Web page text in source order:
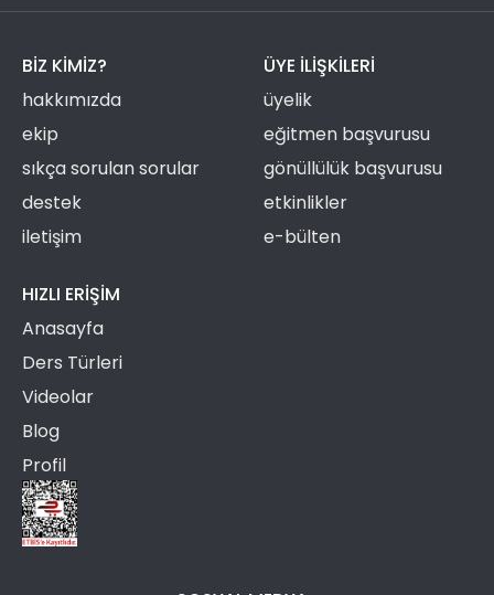
BIZ KIMIZ?
hakkımızda
ekip
sıkça sorulan sorular
destek
iletişim
ÜYE ILIŞKILERI
üyelik
eğitmen başvurusu
gönüllülük başvurusu
etkinlikler
e-bülten
HIZLI ERIŞIM
Anasayfa
Ders Türleri
Videolar
Blog
Profil